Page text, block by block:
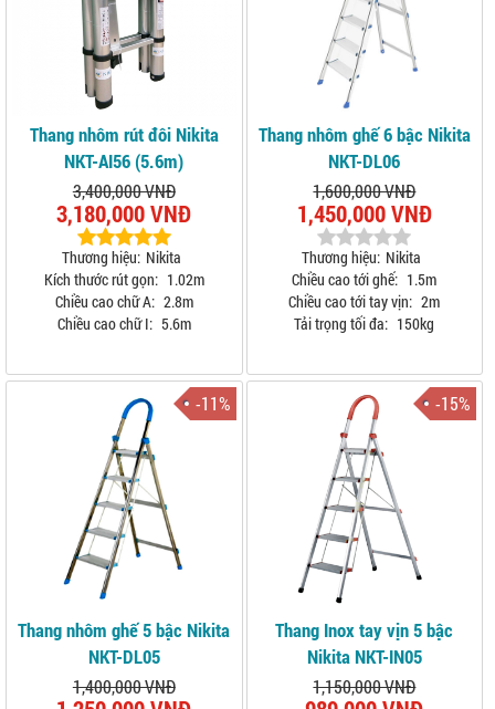
Thang nhôm rút đôi Nikita
NKT-AI56 (5.6m)
3,400,000 VNĐ
3,180,000 VNĐ
Thương hiệu: Nikita
Kích thước rút gọn: 1.02m
Chiều cao chữ A: 2.8m
Chiều cao chữ I: 5.6m
Thang nhôm ghế 6 bậc Nikita
NKT-DL06
1,600,000 VNĐ
1,450,000 VNĐ
Thương hiệu: Nikita
Chiều cao tới ghế: 1.5m
Chiều cao tới tay vịn: 2m
Tải trọng tối đa: 150kg
-11%
Thang nhôm ghế 5 bậc Nikita
NKT-DL05
1,400,000 VNĐ
-15%
Thang Inox tay vịn 5 bậc
Nikita NKT-IN05
1,150,000 VNĐ